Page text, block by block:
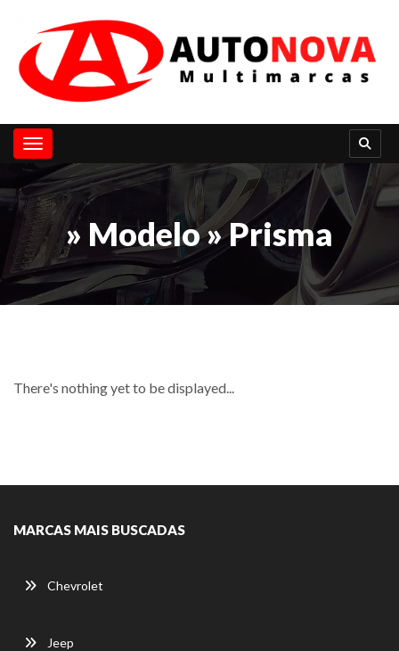
Toggle navigation
» Modelo » Prisma
There's nothing yet to be displayed...
MARCAS MAIS BUSCADAS
Chevrolet
Jeep